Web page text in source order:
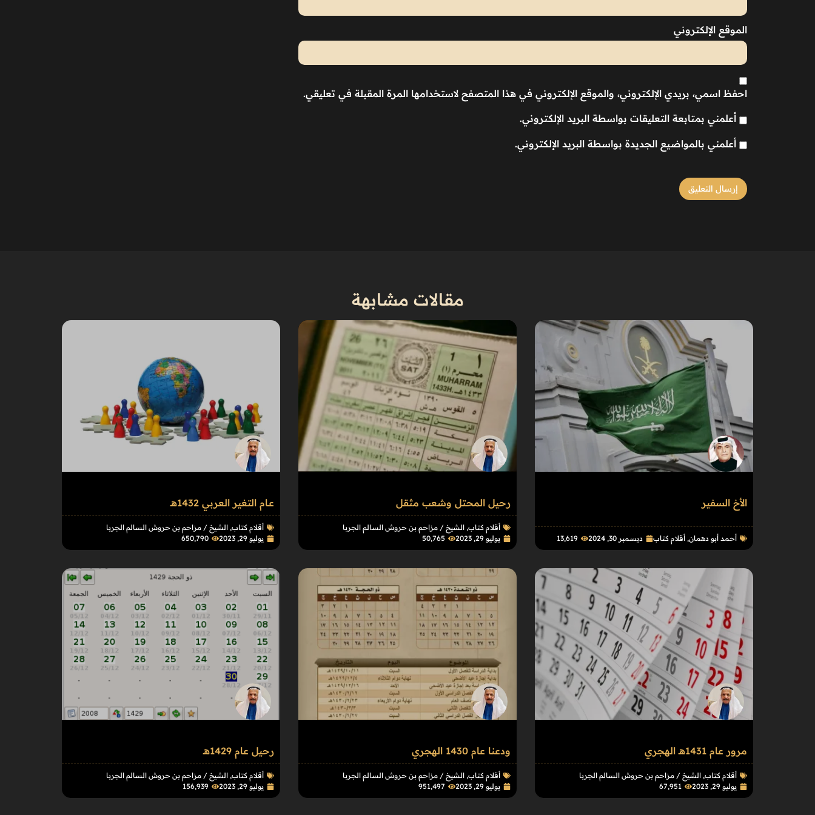
الموقع الإلكتروني
احفظ اسمي، بريدي الإلكتروني، والموقع الإلكتروني في هذا المتصفح لاستخدامها المرة المقبلة في تعليقي.
أعلمني بمتابعة التعليقات بواسطة البريد الإلكتروني.
أعلمني بالمواضيع الجديدة بواسطة البريد الإلكتروني.
مقالات مشابهة
الأخ السفير
أحمد أبو دهمان, أقلام كتاب ديسمبر 30, 2024 13٬619
رحيل المحتل وشعب مثقل
أقلام كتاب, الشيخ / مزاحم بن حروش السالم الجربا
يوليو 29, 2023
50٬765
عـام التغير العربي 1432هـ
أقلام كتاب, الشيخ / مزاحم بن حروش السالم الجربا
يوليو 29, 2023
650٬790
مرور عام 1431هـ الهجري
أقلام كتاب, الشيخ / مزاحم بن حروش السالم الجربا
يوليو 29, 2023
67٬951
ودعنا عام 1430 الهجري
أقلام كتاب, الشيخ / مزاحم بن حروش السالم الجربا
يوليو 29, 2023
951٬497
رحيل عام 1429هـ
أقلام كتاب, الشيخ / مزاحم بن حروش السالم الجربا
يوليو 29, 2023
156٬939